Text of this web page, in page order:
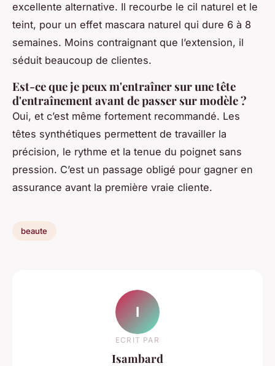
excellente alternative. Il recourbe le cil naturel et le
teint, pour un effet mascara naturel qui dure 6 à 8
semaines. Moins contraignant que l’extension, il
séduit beaucoup de clientes.
Est-ce que je peux m'entraîner sur une tête
d'entraînement avant de passer sur modèle ?
Oui, et c’est même fortement recommandé. Les
têtes synthétiques permettent de travailler la
précision, le rythme et la tenue du poignet sans
pression. C’est un passage obligé pour gagner en
assurance avant la première vraie cliente.
beaute
I
ECRIT PAR
Isambard